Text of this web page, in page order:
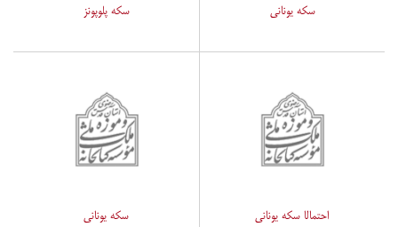
سکه پلوپونز سکه یونانی
سکه یونانی احتمالا سکه یونانی